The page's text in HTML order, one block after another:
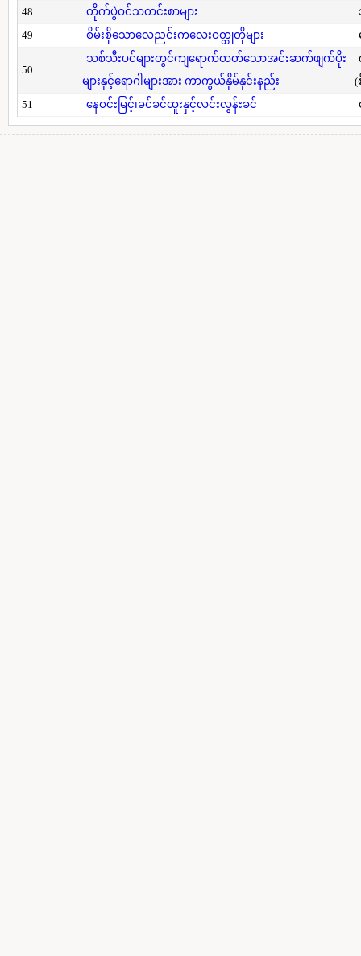
48 တိုက်ပွဲဝင်သတင်းစာများ
49
စိမ်းစိုသောလေညင်းကလေးဝတ္ထုတိုများ
50
သစ်သီးပင်များတွင်ကျရောက်တတ်သောအင်းဆက်ဖျက်ပိုး
များနှင့်ရောဂါများအား ကာကွယ်နှိမ်နှင်းနည်း
(
51
နေဝင်းမြင့်၊ခင်ခင်ထူးနှင့်လင်းလွန်းခင်